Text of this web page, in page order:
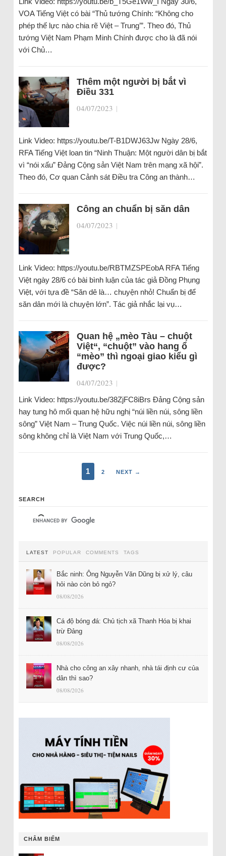
VOA Tiếng Việt có bài “Thủ tướng Chính: “Không cho
phép thế lực nào chia rẽ Việt – Trung’”. Theo đó, Thủ
tướng Việt Nam Phạm Minh Chính được cho là đã nói
với Chủ…
Thêm một người bị bắt vì
Điều 331
04/07/2023 |
Link Video: https://youtu.be/T-B1DWJ63Jw Ngày 28/6,
RFA Tiếng Việt loan tin “Ninh Thuận: Một người dân bị bắt
vì “nói xấu” Đảng Cộng sản Việt Nam trên mạng xã hội”.
Theo đó, Cơ quan Cảnh sát Điều tra Công an thành…
Công an chuẩn bị săn dân
04/07/2023 |
Link Video: https://youtu.be/RBTMZSPEobA RFA Tiếng
Việt ngày 28/6 có bài bình luận của tác giả Đồng Phụng
Việt, với tựa đề “Săn dê là… chuyện nhỏ! Chuẩn bị để
săn dân mới là chuyện lớn”. Tác giả nhắc lại vụ…
Quan hệ „mèo Tàu – chuột
Việt“, “chuột” vào hang ổ
“mèo” thì ngoại giao kiểu gì
được?
04/07/2023 |
Link Video: https://youtu.be/38ZjFC8iBrs Đảng Cộng sản
hay tung hô mối quan hệ hữu nghị “núi liền núi, sông liền
sông” Việt Nam – Trung Quốc. Việc núi liền núi, sông liền
sông không chỉ là Việt Nam với Trung Quốc,…
1 2 NEXT →
SEARCH
LATEST POPULAR COMMENTS TAGS
Bắc ninh: Ông Nguyễn Văn Dũng bị xử lý, câu
hỏi nào còn bỏ ngỏ?
08/08/2026
Cá độ bóng đá: Chủ tịch xã Thanh Hóa bị khai
trừ Đảng
08/08/2026
Nhà cho công an xây nhanh, nhà tái định cư của
dân thì sao?
08/08/2026
CHÂM BIẾM